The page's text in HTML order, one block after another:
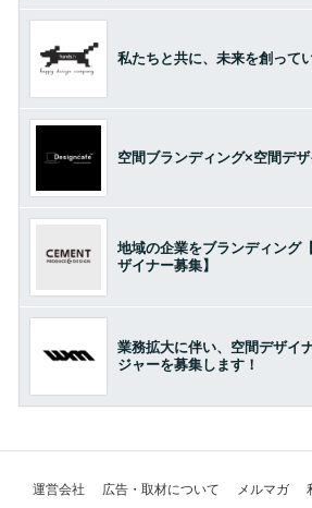
私たちと共に、未来を創って
空間ブランディング×空間デザ
地域の企業をブランディング
ザイナー募集】
業務拡大に伴い、空間デザイ
ジャーを募集します！
運営会社 広告・取材について メルマガ